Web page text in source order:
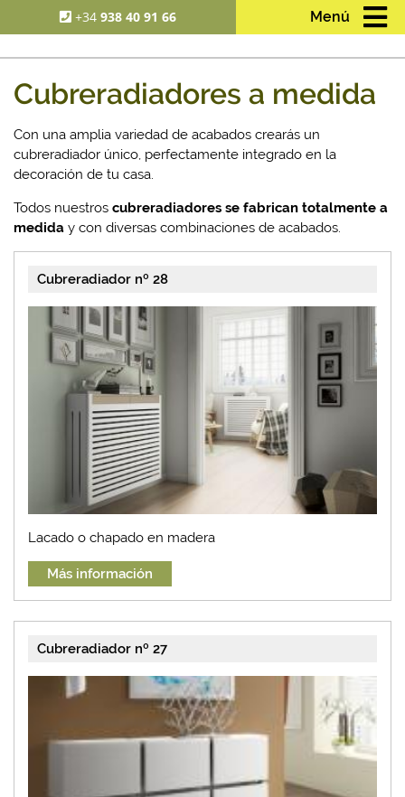
+34938 40 91 66 Menú
Cubreradiadores a medida
Con una amplia variedad de acabados crearás un
cubreradiador único, perfectamente integrado en la
decoración de tu casa.
Todos nuestros cubreradiadores se fabrican totalmente a
medida y con diversas combinaciones de acabados.
Cubreradiador nº 28
Lacado o chapado en madera
Más información
Cubreradiador nº 27